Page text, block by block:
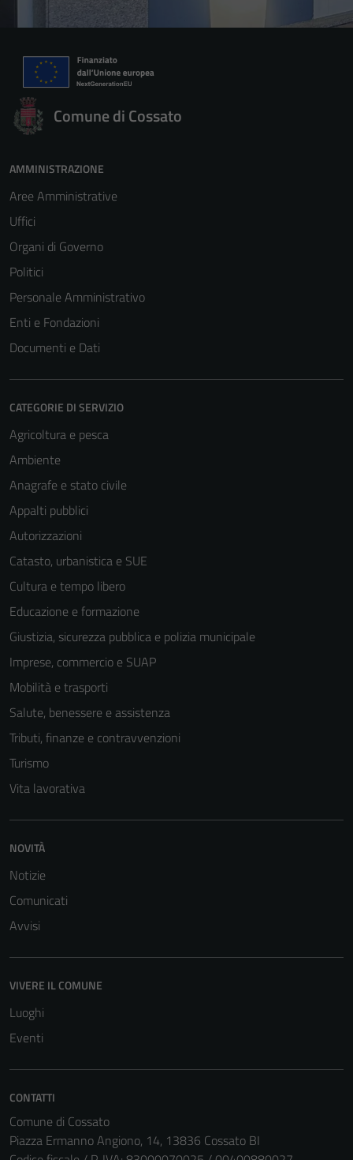
Comune di Cossato
AMMINISTRAZIONE
Aree Amministrative
Uffici
Organi di Governo
Politici
Personale Amministrativo
Enti e Fondazioni
Documenti e Dati
CATEGORIE DI SERVIZIO
Agricoltura e pesca
Ambiente
Anagrafe e stato civile
Appalti pubblici
Autorizzazioni
Catasto, urbanistica e SUE
Cultura e tempo libero
Educazione e formazione
Giustizia, sicurezza pubblica e polizia municipale
Imprese, commercio e SUAP
Mobilità e trasporti
Salute, benessere e assistenza
Tributi, finanze e contravvenzioni
Turismo
Vita lavorativa
NOVITÀ
Notizie
Comunicati
Avvisi
VIVERE IL COMUNE
Luoghi
Eventi
CONTATTI
Comune di Cossato
Piazza Ermanno Angiono, 14, 13836 Cossato BI
Questi cookie
sono necessari